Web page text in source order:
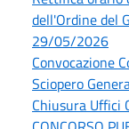
dell'Ordine del
29/05/2026
Convocazione
Sciopero
Chiusura Uffici